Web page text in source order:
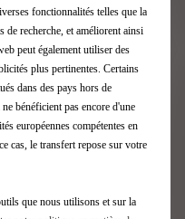
la newsletter
fonctionnalités telles que la
de recherche, et améliorent ainsi
peut également utiliser des
plus pertinentes. Certains
dans des pays hors de
bénéficient pas encore d'une
européennes compétentes en
cas, le transfert repose sur votre
que nous utilisons et sur la